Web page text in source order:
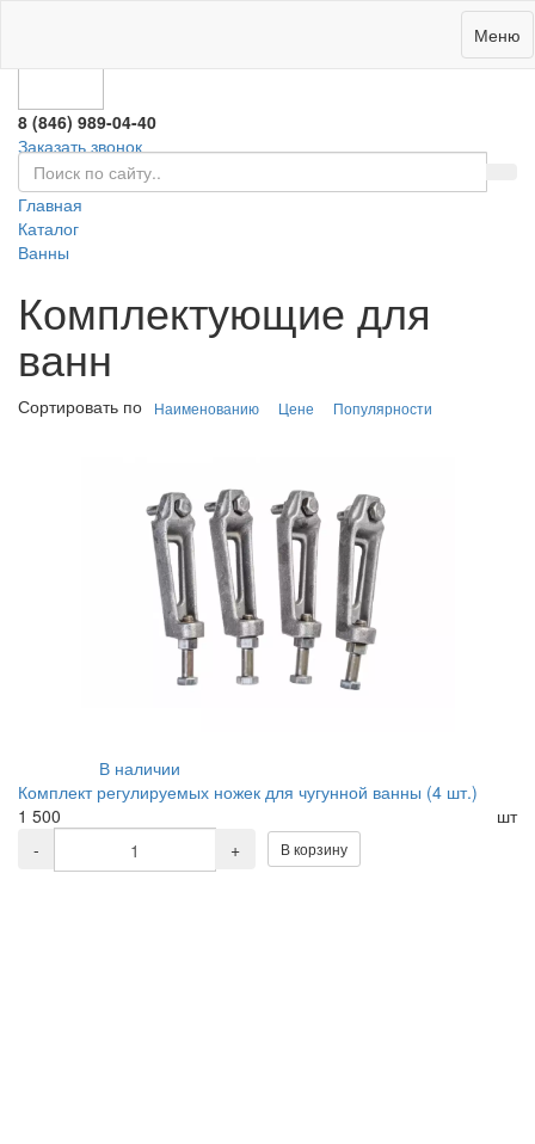
Меню
8 (846) 989-04-40
Заказать звонок
Главная
Каталог
Ванны
Комплектующие для
ванн
Сортировать по Наименованию Цене Популярности
В наличии
Комплект регулируемых ножек для чугунной ванны (4 шт.)
1 500
шт
-
+ В корзину